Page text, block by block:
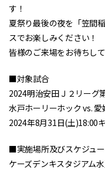
す！
夏祭り最後の夜を「笠間
スでお楽しみください！
皆様のご来場をお待ちして
■対象試合
2024明治安田Ｊ２リーグ
水戸ホーリーホック vs. 愛
2024年8月31日(土)18:00
■実施場所及びスケジュ
ケーズデンキスタジアム